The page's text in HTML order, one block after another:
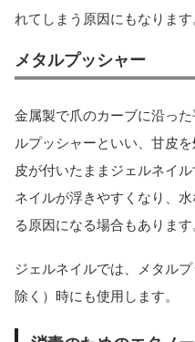
れてしまう原因にもなります
メタルプッシャー
金属製で爪のカーブに沿っ
ルプッシャーといい、甘皮
皮が付いたままジェルネイ
ネイルが浮きやすくなり、
る原因になる場合もあります
ジェルネイルでは、メタル
除く）時にも使用します。